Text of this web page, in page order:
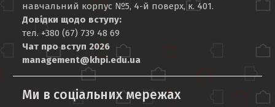
навчальний корпус №5, 4-й поверх, к. 401.
Довідки щодо вступу:
тел. +380 (67) 739 48 69
Чат про вступ 2026
management@khpi.edu.ua
Ми в соціальних мережах